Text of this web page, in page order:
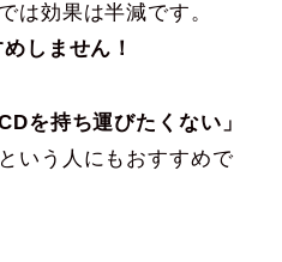
は効果は半減です。
しません！
CDを持ち運びたくない」
という人にもおすすめで